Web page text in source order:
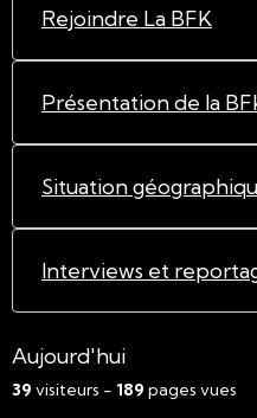
Rejoindre La BFK
Présentation de la
Situation
Interviews et
Aujourd'hui
39 visiteurs - 189 pages vues